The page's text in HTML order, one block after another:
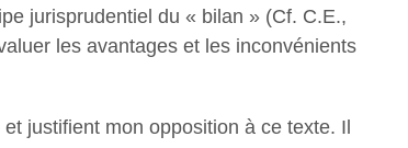
jurisprudentiel du « bilan » (Cf. C.E.,
les avantages et les inconvénients
justifient mon opposition à ce texte. Il